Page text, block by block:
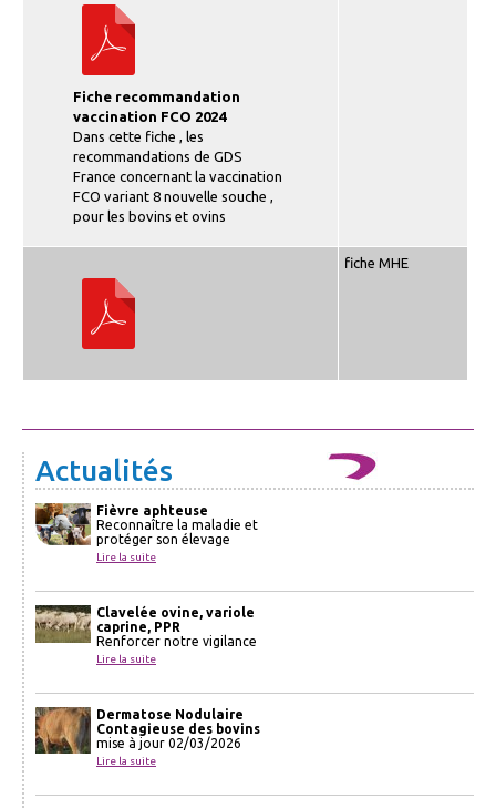
Fiche recommandation
vaccination FCO 2024
Dans cette fiche , les
recommandations de GDS
France concernant la vaccination
FCO variant 8 nouvelle souche ,
pour les bovins et ovins
fiche MHE
Actualités
Fièvre aphteuse
Reconnaître la maladie et
protéger son élevage
Lire la suite
Clavelée ovine, variole
caprine, PPR
Renforcer notre vigilance
Lire la suite
Dermatose Nodulaire
Contagieuse des bovins
mise à jour 02/03/2026
Lire la suite